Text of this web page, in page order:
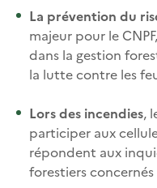
La prévention du
majeur pour le
dans la gestion
la lutte contre les
Lors des incendies,
participer aux
répondent aux
forestiers